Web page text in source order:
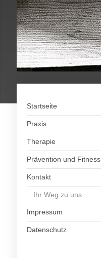
Startseite
Praxis
Therapie
Prävention und Fitness
Kontakt
Ihr Weg zu uns
Impressum
Datenschutz